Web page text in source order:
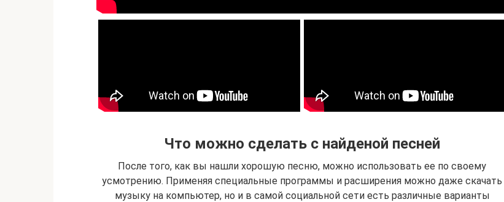
Что можно сделать с найденой песней
После того, как вы нашли хорошую песню, можно использовать ее по своему
усмотрению. Применяя специальные программы и расширения можно даже скачать
музыку на компьютер, но и в самой социальной сети есть различные варианты